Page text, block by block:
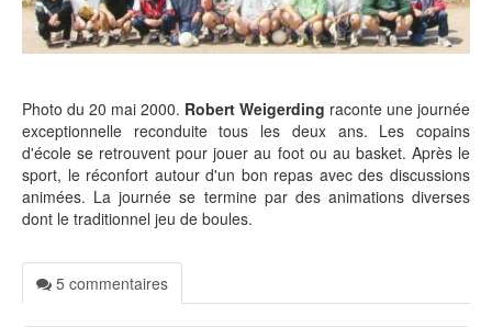
Photo du 20 mai 2000. Robert Weigerding raconte une journée
exceptionnelle reconduite tous les deux ans. Les copains
d'école se retrouvent pour jouer au foot ou au basket. Après le
sport, le réconfort autour d'un bon repas avec des discussions
animées. La journée se termine par des animations diverses
dont le traditionnel jeu de boules.
5 commentaires